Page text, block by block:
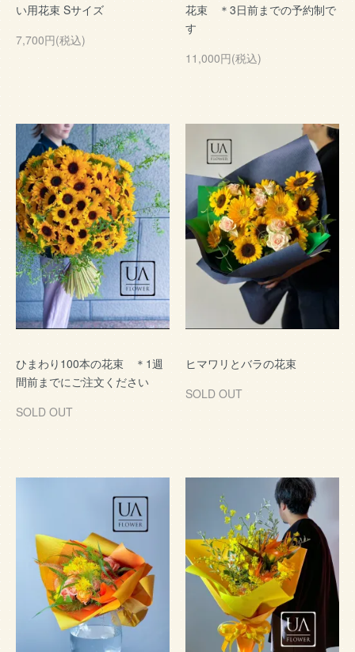
い用花束 Sサイズ
7,700円(税込)
花束 ＊3日前までの予約制で
す
11,000円(税込)
ひまわり100本の花束 ＊1週
間前までにご注文ください
SOLD OUT
ヒマワリとバラの花束
SOLD OUT